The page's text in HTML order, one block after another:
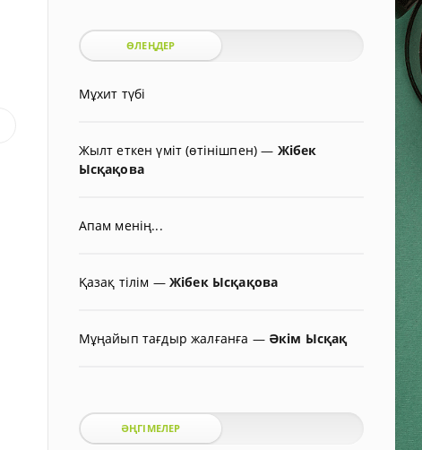
ӨЛЕҢДЕР
Мұхит түбі
Жылт еткен үміт (өтінішпен)— Жібек
Ысқақова
Апам менің...
Қазақ тілім — Жібек Ысқақова
Мұңайып тағдыр жалғанға — Әкім Ысқақ
ӘҢГІМЕЛЕР